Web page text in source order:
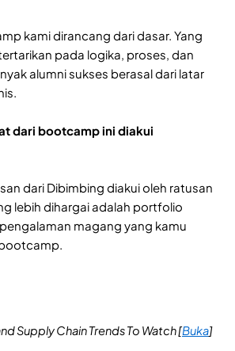
kami dirancang dari dasar. Yang
pada logika, proses, dan
alumni sukses berasal dari latar
dari bootcamp ini diakui
dari Dibimbing diakui oleh ratusan
lebih dihargai adalah portfolio
magang yang kamu
Supply Chain Trends To Watch [Buka]